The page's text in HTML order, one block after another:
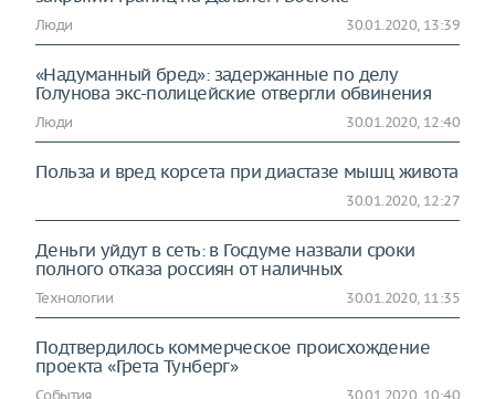
Люди 30.01.2020, 13:39
«Надуманный бред»: задержанные по делу
Голунова экс-полицейские отвергли обвинения
Люди 30.01.2020, 12:40
Польза и вред корсета при диастазе мышц живота
30.01.2020, 12:27
Деньги уйдут в сеть: в Госдуме назвали сроки
полного отказа россиян от наличных
Технологии 30.01.2020, 11:35
Подтвердилось коммерческое происхождение
проекта «Грета Тунберг»
События 30.01.2020, 10:40